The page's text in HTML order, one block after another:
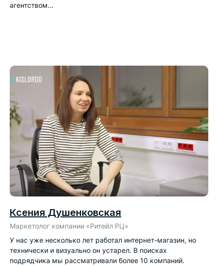
агентством...
Ксения Душенковская
Маркетолог компании «Ритейл РЦ»
У нас уже несколько лет работал интернет-магазин, но
технически и визуально он устарел. В поисках
подрядчика мы рассматривали более 10 компаний.